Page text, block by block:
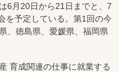
6月20日から21日までと、7
を予定している。第1回の今
、徳島県、愛媛県、福岡県
育成関連の仕事に就業する